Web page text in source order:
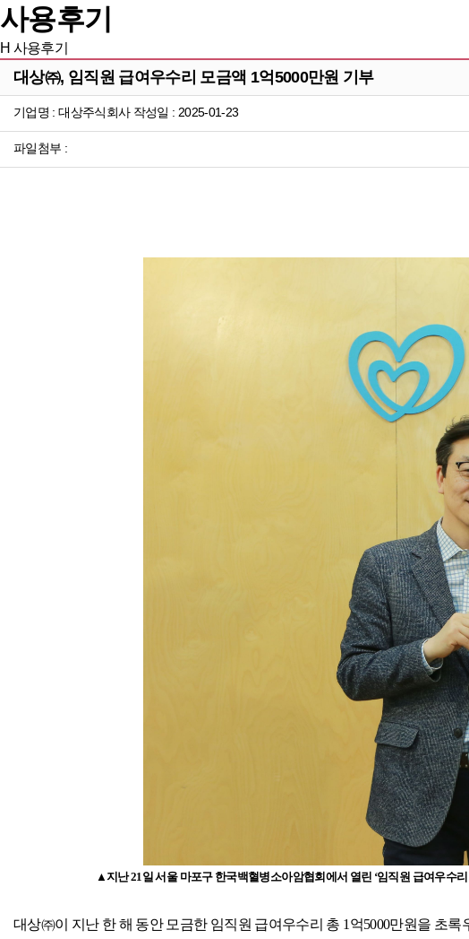
사용후기
H 사용후기
대상㈜, 임직원 급여우수리 모금액 1억5000만원 기부
기업명 : 대상주식회사 작성일 : 2025-01-23
파일첨부 :
▲지난21일 서울 마포구 한국백혈병소아암협회에서 열린 ‘임직원 급여우수
대상㈜이 지난 한 해 동안 모금한 임직원 급여우수리 총 1 억5000만원을 초록